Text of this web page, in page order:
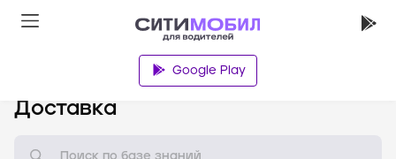
Google Play
Доставка